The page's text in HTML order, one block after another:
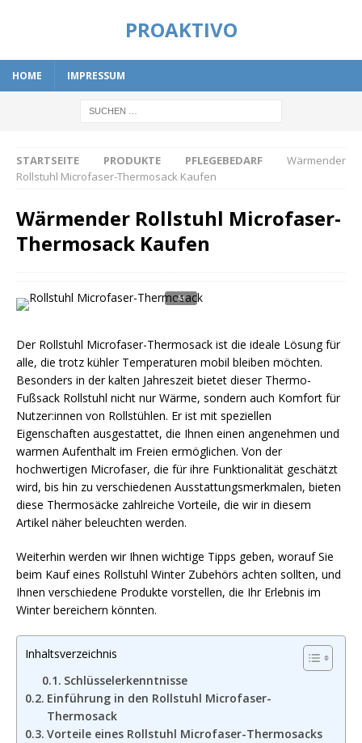
PROAKTIVO
HOME IMPRESSUM
STARTSEITE PRODUKTE PFLEGEBEDARF
Wärmender
Rollstuhl Microfaser-Thermosack Kaufen
Wärmender Rollstuhl Microfaser-
Thermosack Kaufen
Der Rollstuhl Microfaser-Thermosack ist die ideale Lösung für
alle, die trotz kühler Temperaturen mobil bleiben möchten.
Besonders in der kalten Jahreszeit bietet dieser Thermo-
Fußsack Rollstuhl nicht nur Wärme, sondern auch Komfort für
Nutzer:innen von Rollstühlen. Er ist mit speziellen
Eigenschaften ausgestattet, die Ihnen einen angenehmen und
warmen Aufenthalt im Freien ermöglichen. Von der
hochwertigen Microfaser, die für ihre Funktionalität geschätzt
wird, bis hin zu verschiedenen Ausstattungsmerkmalen, bieten
diese Thermosäcke zahlreiche Vorteile, die wir in diesem
Artikel näher beleuchten werden.
Weiterhin werden wir Ihnen wichtige Tipps geben, worauf Sie
beim Kauf eines Rollstuhl Winter Zubehörs achten sollten, und
Ihnen verschiedene Produkte vorstellen, die Ihr Erlebnis im
Winter bereichern könnten.
Inhaltsverzeichnis
Schlüsselerkenntnisse
Einführung in den Rollstuhl Microfaser-
Thermosack
Vorteile eines Rollstuhl Microfaser-Thermosacks